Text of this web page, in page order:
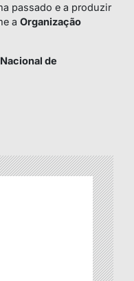
passado e a produzir
a Organização
de